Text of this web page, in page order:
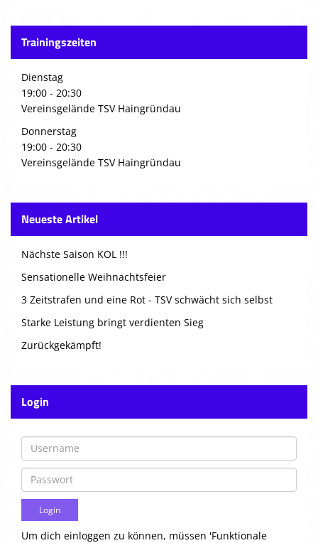
Trainingszeiten
Dienstag
19:00 - 20:30
Vereinsgelände TSV Haingründau
Donnerstag
19:00 - 20:30
Vereinsgelände TSV Haingründau
Neueste Artikel
Nächste Saison KOL !!!
Sensationelle Weihnachtsfeier
3 Zeitstrafen und eine Rot - TSV schwächt sich selbst
Starke Leistung bringt verdienten Sieg
Zurückgekämpft!
Login
Um dich einloggen zu können, müssen 'Funktionale